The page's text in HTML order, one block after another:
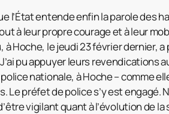
l’État entende enfin la parole
à leur propre courage et à leur
à Hoche, le jeudi 23 février dernier,
pu appuyer leurs revendications
nationale, à Hoche – comme
Le préfet de police s’y est engagé.
vigilant quant à l’évolution de